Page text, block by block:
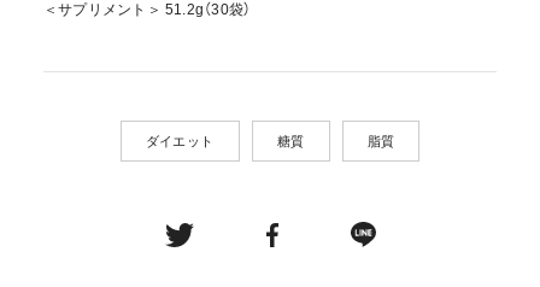
＜サプリメント＞ 51.2g（30袋）
ダイエット 糖質 脂質